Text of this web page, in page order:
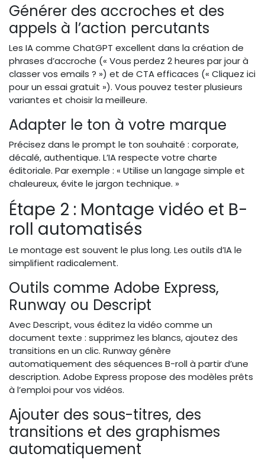
Générer des accroches et des
appels à l’action percutants
Les IA comme ChatGPT excellent dans la création de
phrases d’accroche (« Vous perdez 2 heures par jour à
classer vos emails ? ») et de CTA efficaces (« Cliquez ici
pour un essai gratuit »). Vous pouvez tester plusieurs
variantes et choisir la meilleure.
Adapter le ton à votre marque
Précisez dans le prompt le ton souhaité : corporate,
décalé, authentique. L’IA respecte votre charte
éditoriale. Par exemple : « Utilise un langage simple et
chaleureux, évite le jargon technique. »
Étape 2 : Montage vidéo et B-
roll automatisés
Le montage est souvent le plus long. Les outils d’IA le
simplifient radicalement.
Outils comme Adobe Express,
Runway ou Descript
Avec Descript, vous éditez la vidéo comme un
document texte : supprimez les blancs, ajoutez des
transitions en un clic. Runway génère
automatiquement des séquences B-roll à partir d’une
description. Adobe Express propose des modèles prêts
à l’emploi pour vos vidéos.
Ajouter des sous-titres, des
transitions et des graphismes
automatiquement